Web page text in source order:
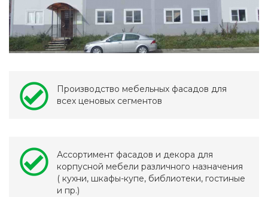
Производство мебельных фасадов для
всех ценовых сегментов
Ассортимент фасадов и декора для
корпусной мебели различного назначения
( кухни, шкафы-купе, библиотеки, гостиные
и пр.)